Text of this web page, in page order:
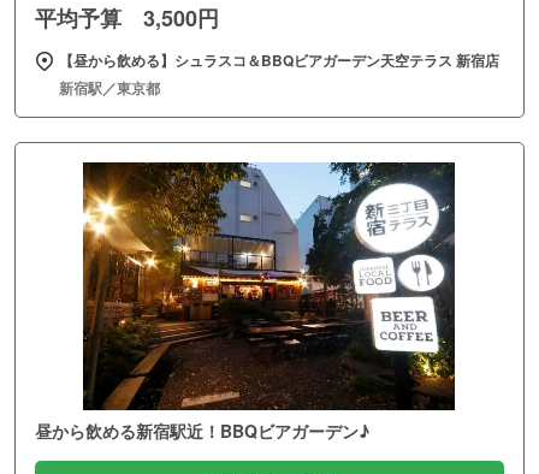
平均予算 3,500円
【昼から飲める】シュラスコ＆BBQビアガーデン天空テラス 新宿店
新宿駅／東京都
昼から飲める新宿駅近！BBQビアガーデン♪